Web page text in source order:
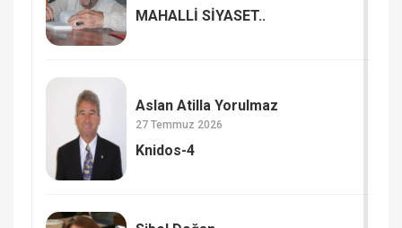
MAHALLİ SİYASET..
Aslan Atilla Yorulmaz
27 Temmuz 2026
Knidos-4